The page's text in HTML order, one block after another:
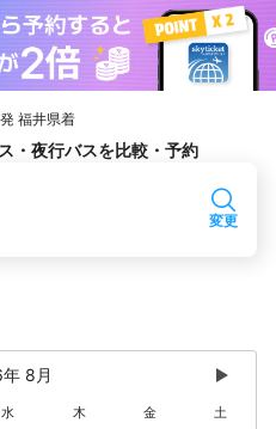
福井県着
・夜行バスを比較・予約
変更
8月
水 木 金 土